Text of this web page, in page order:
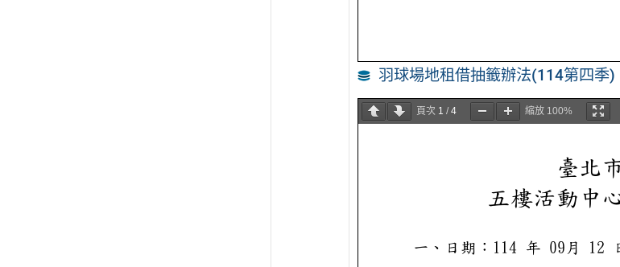
羽球場地租借抽籤辦法(114第四季)
頁次 1 /4 縮放 100%